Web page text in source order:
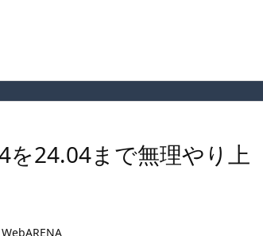
を24.04まで無理やり上
WebARENA